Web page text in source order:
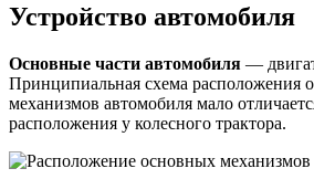
Устройство автомобиля
Основные части автомобиля —
Принципиальная схема расположения
механизмов автомобиля мало
расположения у колесного трактора.